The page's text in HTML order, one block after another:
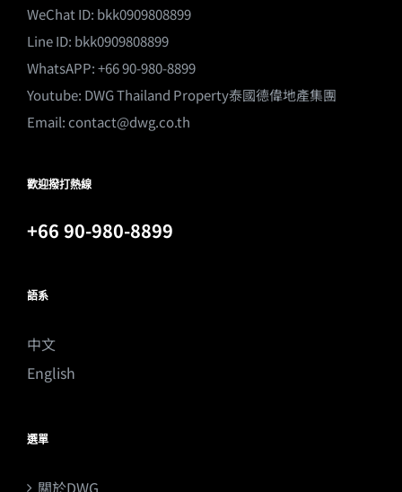
WeChat ID: bkk0909808899
Line ID: bkk0909808899
WhatsAPP: +66 90-980-8899
Youtube: DWG Thailand Property泰國德偉地產集團
Email:contact@dwg.co.th
歡迎撥打熱線
+66 90-980-8899
語系
中文
English
選單
關於DWG